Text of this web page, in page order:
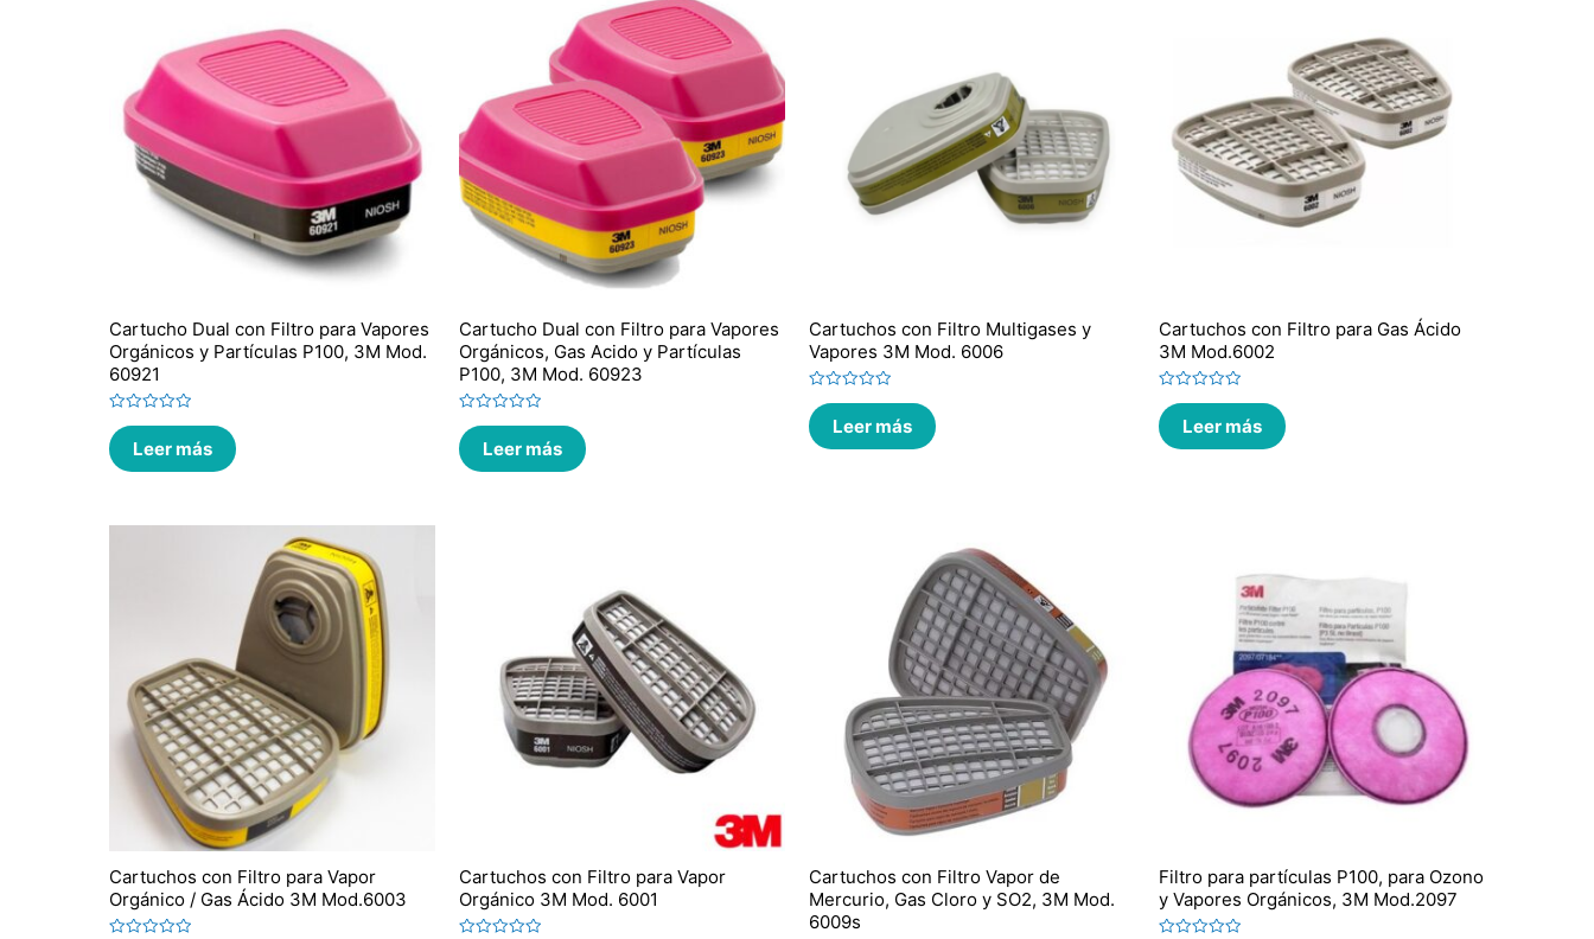
Cartucho Dual con Filtro para Vapores
Orgánicos y Partículas P100, 3M Mod.
60921
Valorado
en
0
de
Leer más
Cartucho Dual con Filtro para Vapores
Orgánicos, Gas Acido y Partículas
P100, 3M Mod. 60923
Valorado
en
0
de
Leer más
Cartuchos con Filtro Multigases y
Vapores 3M Mod. 6006
Valorado
en
0
de
Leer más
Cartuchos con Filtro para Gas Ácido
3M Mod.6002
Valorado
en
0
de
Leer más
Cartuchos con Filtro para Vapor
Orgánico / Gas Ácido 3M Mod.6003
Cartuchos con Filtro para Vapor
Orgánico 3M Mod. 6001
Cartuchos con Filtro Vapor de
Mercurio, Gas Cloro y SO2, 3M Mod.
6009s
Filtro para partículas P100, para Ozono
y Vapores Orgánicos, 3M Mod.2097